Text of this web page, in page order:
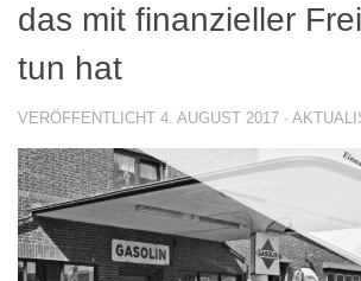
das mit finanzieller
tun hat
VERÖFFENTLICHT 4. AUGUST 2017 ·